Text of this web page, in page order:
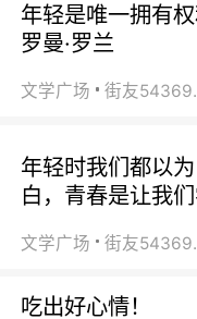
年轻是唯一拥有
罗曼·罗兰
文学广场 街
年轻时我们都以
白，青春是让我
文学广场 街
吃出好心情！